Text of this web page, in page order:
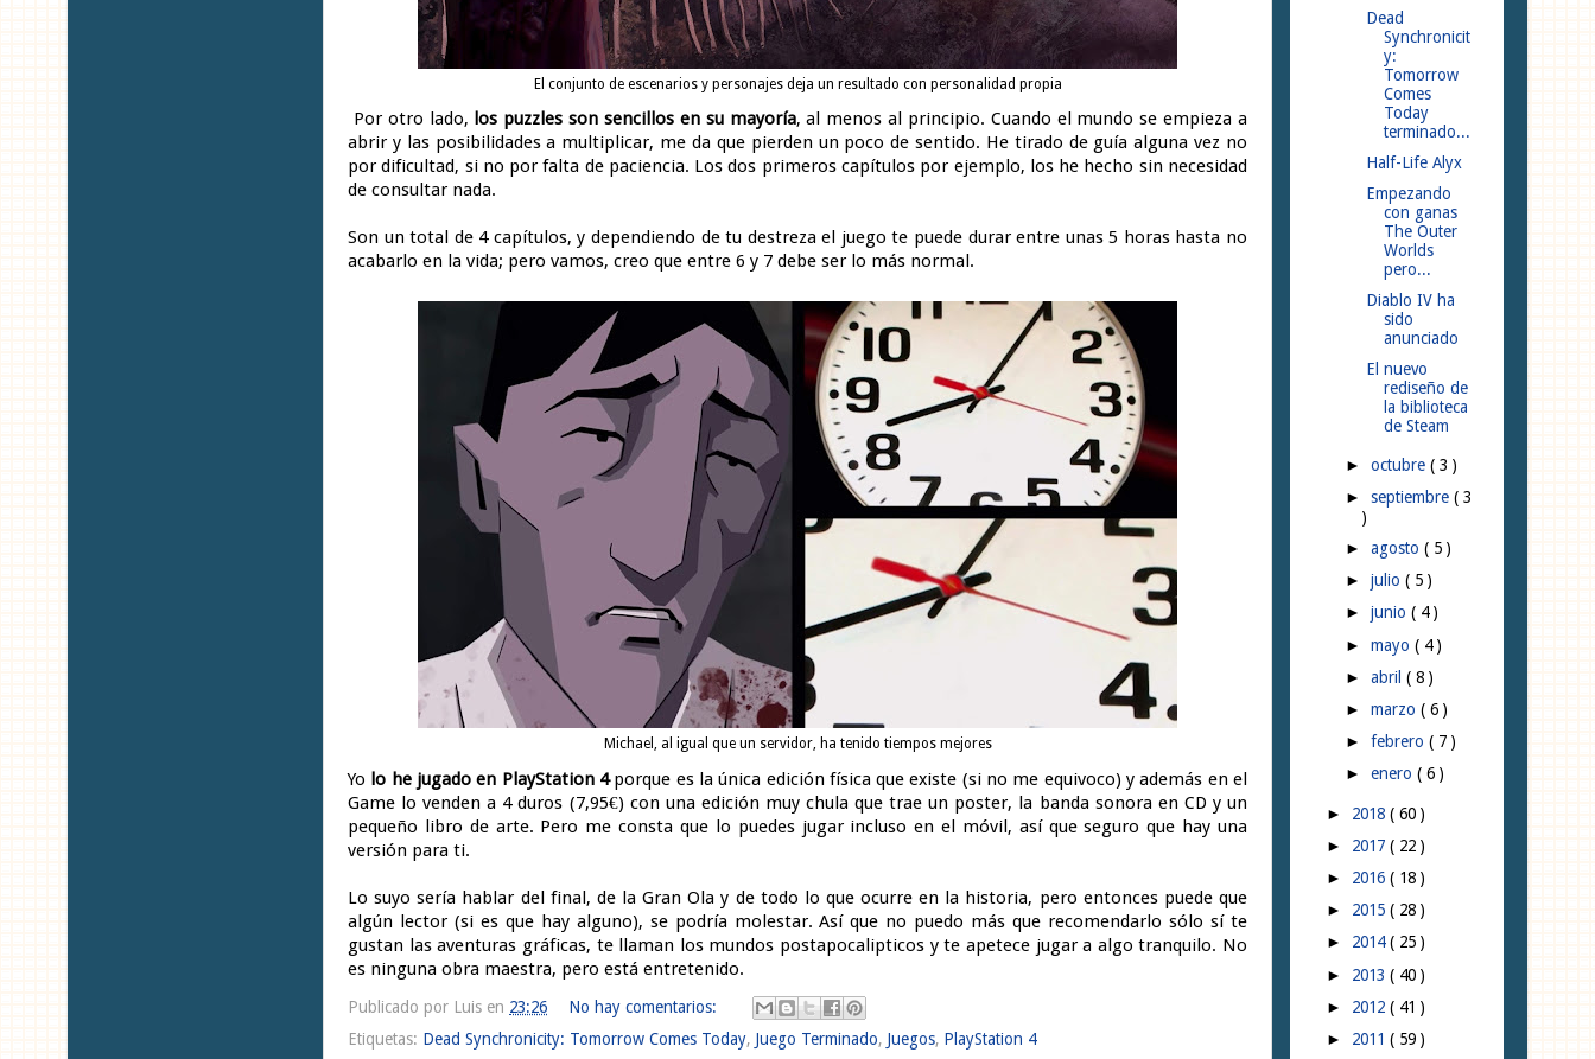
El conjunto de escenarios y personajes deja un resultado con personalidad propia
Por otro lado, los puzzles son sencillos en su mayoría, al menos al principio. Cuando el mundo se empieza a
abrir y las posibilidades a multiplicar, me da que pierden un poco de sentido. He tirado de guía alguna vez no
por dificultad, si no por falta de paciencia. Los dos primeros capítulos por ejemplo, los he hecho sin necesidad
de consultar nada.
Son un total de 4 capítulos, y dependiendo de tu destreza el juego te puede durar entre unas 5 horas hasta no
acabarlo en la vida; pero vamos, creo que entre 6 y 7 debe ser lo más normal.
Michael, al igual que un servidor, ha tenido tiempos mejores
Yo lo he jugado en PlayStation 4porque es la única edición física que existe (si no me equivoco) y además en el
Game lo venden a 4 duros (7,95€) con una edición muy chula que trae un poster, la banda sonora en CD y un
pequeño libro de arte. Pero me consta que lo puedes jugar incluso en el móvil, así que seguro que hay una
versión para ti.
Lo suyo sería hablar del final, de la Gran Ola y de todo lo que ocurre en la historia, pero entonces puede que
algún lector (si es que hay alguno), se podría molestar. Así que no puedo más que recomendarlo sólo sí te
gustan las aventuras gráficas, te llaman los mundos postapocalipticos y te apetece jugar a algo tranquilo. No
es ninguna obra maestra, pero está entretenido.
Publicado por Luis en 23:26
No hay comentarios:
Etiquetas: Dead Synchronicity: Tomorrow Comes Today, Juego Terminado, Juegos, PlayStation 4
Dead
Synchronicit
y:
Tomorrow
Comes
Today
terminado...
Half-Life Alyx
Empezando
con ganas
The Outer
Worlds
pero...
Diablo IV ha
sido
anunciado
El nuevo
rediseño de
la biblioteca
de Steam
►octubre( 3 )
►septiembre( 3
)
►agosto( 5 )
►julio( 5 )
►junio( 4 )
►mayo( 4 )
►abril( 8 )
►marzo( 6 )
►febrero( 7 )
►enero( 6 )
► 2018 ( 60 )
► 2017 ( 22 )
► 2016 ( 18 )
► 2015 ( 28 )
► 2014( 25 )
► 2013 ( 40 )
► 2012 ( 41 )
► 2011 ( 59 )